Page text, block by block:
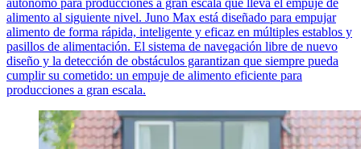
autónomo para producciones a gran escala que lleva el empuje de
alimento al siguiente nivel. Juno Max está diseñado para empujar
alimento de forma rápida, inteligente y eficaz en múltiples establos y
pasillos de alimentación. El sistema de navegación libre de nuevo
diseño y la detección de obstáculos garantizan que siempre pueda
cumplir su cometido: un empuje de alimento eficiente para
producciones a gran escala.